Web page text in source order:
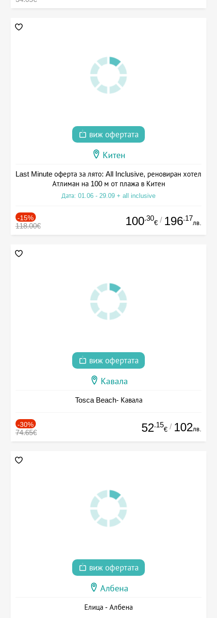
виж офертата
Китен
Last Minute оферта за лято: All Inclusive, реновиран хотел
Атлиман на 100 м от плажа в Китен
Дата: 01.06 - 29.09 + all inclusive
-15%
118.00€ 100.30
€ / 196.17
лв.
виж офертата
Кавала
Tosca Beach- Кавала
-30%
74.65€ 52.15
€ / 102лв.
виж офертата
Албена
Елица - Албена